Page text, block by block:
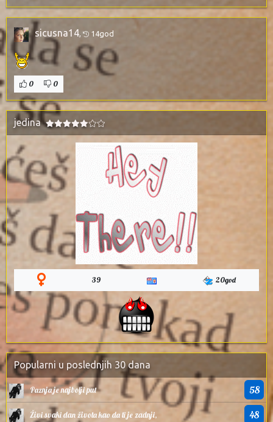
sicusna14, 14god
0 0
jedina
39 20god
Popularni u poslednjih 30 dana
Paznja je najbolji put 58
Živi svaki dan života kao da ti je zadnji, 48